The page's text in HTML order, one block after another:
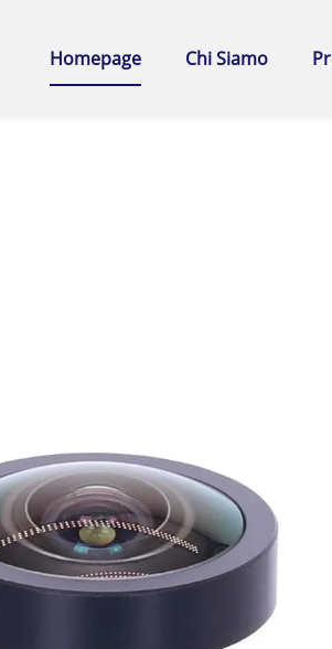
Homepage Chi Siamo